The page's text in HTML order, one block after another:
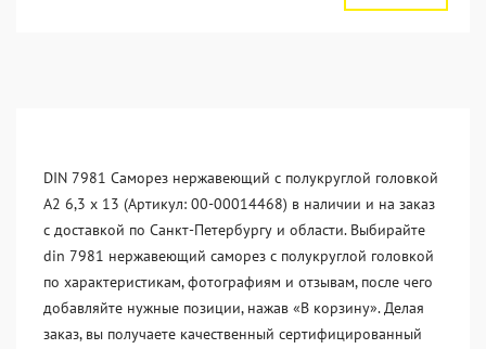
DIN 7981 Саморез нержавеющий с полукруглой головкой
А2 6,3 x 13 (Артикул: 00-00014468) в наличии и на заказ
с доставкой по Санкт-Петербургу и области. Выбирайте
din 7981 нержавеющий саморез с полукруглой головкой
по характеристикам, фотографиям и отзывам, после чего
добавляйте нужные позиции, нажав «В корзину». Делая
заказ, вы получаете качественный сертифицированный